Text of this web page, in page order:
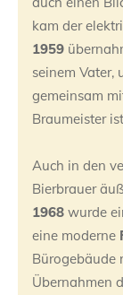
kam der
1959
seinem Vater,
gemeinsam
Braumeister ist
Auch in den
Bierbrauer
1968 wurde
eine moderne
Bürogebäude
Übernahmen